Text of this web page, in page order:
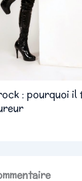
: pourquoi